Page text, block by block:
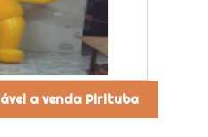
a venda Pirituba